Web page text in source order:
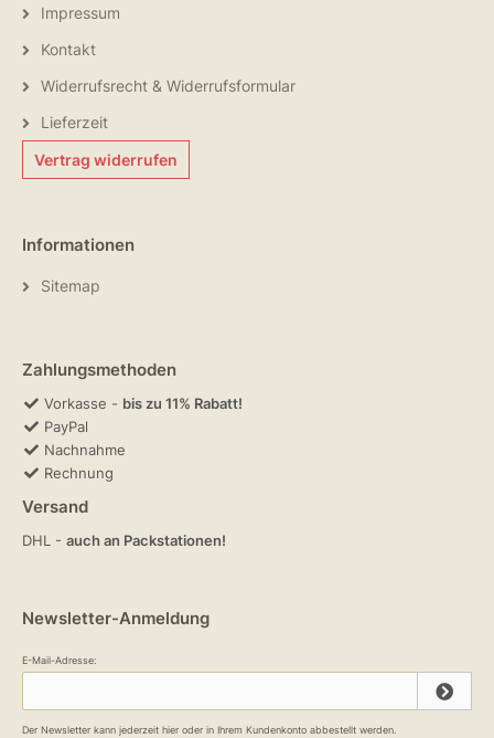
Impressum
Kontakt
Widerrufsrecht & Widerrufsformular
Lieferzeit
Vertrag widerrufen
Informationen
Sitemap
Zahlungsmethoden
Vorkasse - bis zu 11% Rabatt!
PayPal
Nachnahme
Rechnung
Versand
DHL - auch an Packstationen!
Newsletter-Anmeldung
E-Mail-Adresse:
Der Newsletter kann jederzeit hier oder in Ihrem Kundenkonto abbestellt werden.